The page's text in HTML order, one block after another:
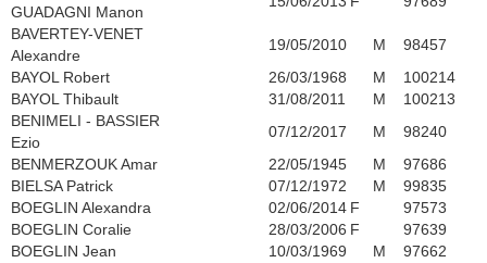
GUADAGNI Manon
BAVERTEY-VENET
Alexandre
19/05/2010 M
98457
BAYOL Robert
26/03/1968 M
100214
BAYOL Thibault
31/08/2011 M
100213
BENIMELI - BASSIER
Ezio
07/12/2017 M
98240
BENMERZOUK Amar
22/05/1945 M
97686
BIELSA Patrick
07/12/1972 M
99835
BOEGLIN Alexandra
02/06/2014 F
97573
BOEGLIN Coralie
28/03/2006 F
97639
BOEGLIN Jean
10/03/1969 M
97662